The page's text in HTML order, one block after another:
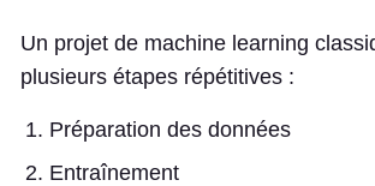
Un projet de machine learning
plusieurs étapes répétitives :
Préparation des données
Entraînement